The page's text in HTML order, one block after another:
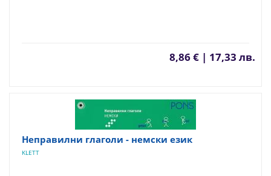
8,86 € | 17,33 лв.
Неправилни глаголи - немски език
KLETT